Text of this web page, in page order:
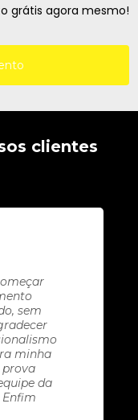
grátis agora mesmo!
clientes
sem
minha
da